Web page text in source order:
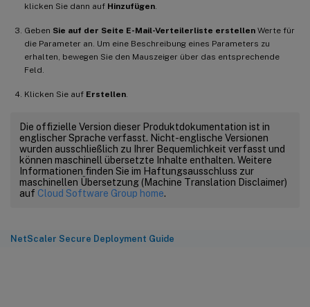
klicken Sie dann auf Hinzufügen
Geben Sie auf der Seite E-Mail-Verteilerliste erstellen Werte für
die Parameter an. Um eine Beschreibung eines Parameters zu
erhalten, bewegen Sie den Mauszeiger über das entsprechende
Feld.
Klicken Sie auf Erstellen
Die offizielle Version dieser Produktdokumentation ist in
englischer Sprache verfasst. Nicht-englische Versionen
wurden ausschließlich zu Ihrer Bequemlichkeit verfasst und
können maschinell übersetzte Inhalte enthalten. Weitere
Informationen finden Sie im Haftungsausschluss zur
maschinellen Übersetzung (Machine Translation Disclaimer)
auf Cloud Software Group home.
NetScaler Secure Deployment Guide